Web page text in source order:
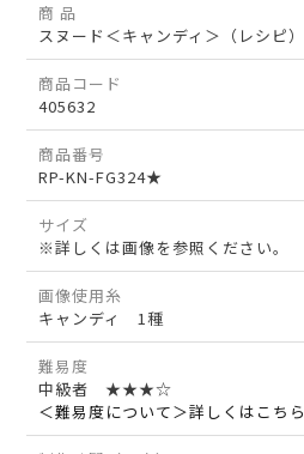
商 品
スヌード＜キャンディ＞（レシピ）
商品コード
405632
商品番号
RP-KN-FG324★
サイズ
※詳しくは画像を参照ください。
画像使用糸
キャンディ 1種
難易度
中級者 ★★★☆
＜難易度について＞詳しくはこちら